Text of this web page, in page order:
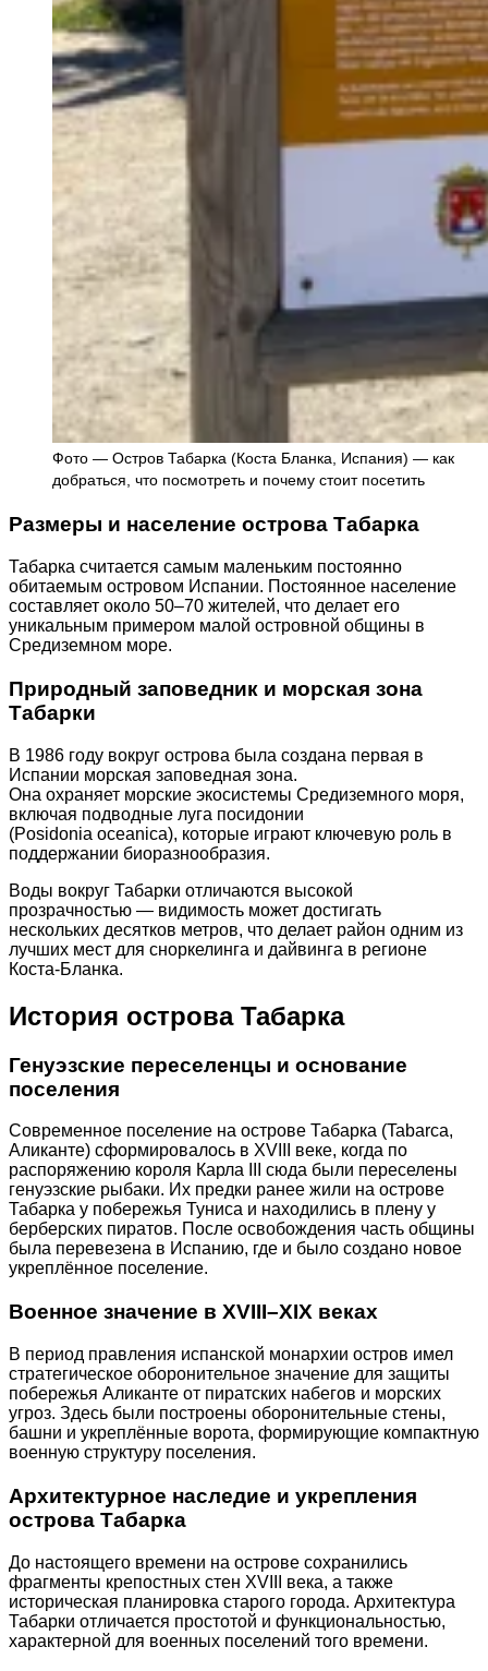
Фото — Остров Табарка (Коста Бланка, Испания) — как
добраться, что посмотреть и почему стоит посетить
Размеры и население острова Табарка
Табарка считается самым маленьким постоянно
обитаемым островом Испании. Постоянное население
составляет около 50–70 жителей, что делает его
уникальным примером малой островной общины в
Средиземном море.
Природный заповедник и морская зона
Табарки
В 1986 году вокруг острова была создана первая в
Испании морская заповедная зона.
Она охраняет морские экосистемы Средиземного моря,
включая подводные луга посидонии
(Posidonia oceanica), которые играют ключевую роль в
поддержании биоразнообразия.
Воды вокруг Табарки отличаются высокой
прозрачностью — видимость может достигать
нескольких десятков метров, что делает район одним из
лучших мест для сноркелинга и дайвинга в регионе
Коста-Бланка.
История острова Табарка
Генуэзские переселенцы и основание
поселения
Современное поселение на острове Табарка (Tabarca,
Аликанте) сформировалось в XVIII веке, когда по
распоряжению короля Карла III сюда были переселены
генуэзские рыбаки. Их предки ранее жили на острове
Табарка у побережья Туниса и находились в плену у
берберских пиратов. После освобождения часть общины
была перевезена в Испанию, где и было создано новое
укреплённое поселение.
Военное значение в XVIII–XIX веках
В период правления испанской монархии остров имел
стратегическое оборонительное значение для защиты
побережья Аликанте от пиратских набегов и морских
угроз. Здесь были построены оборонительные стены,
башни и укреплённые ворота, формирующие компактную
военную структуру поселения.
Архитектурное наследие и укрепления
острова Табарка
До настоящего времени на острове сохранились
фрагменты крепостных стен XVIII века, а также
историческая планировка старого города. Архитектура
Табарки отличается простотой и функциональностью,
характерной для военных поселений того времени.